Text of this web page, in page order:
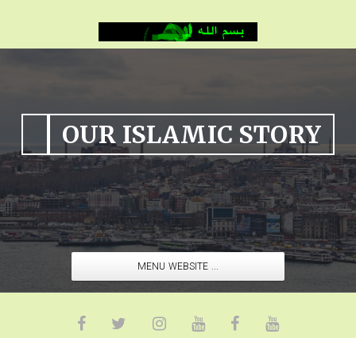
OUR ISLAMIC STORY
MENU WEBSITE ...